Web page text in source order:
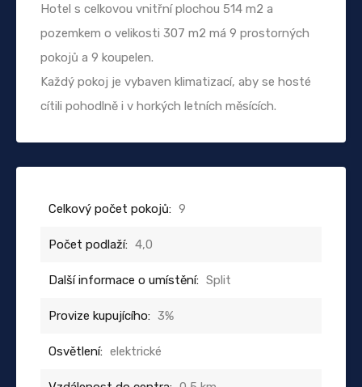
Hotel s celkovou vnitřní plochou 514 m2 a
pozemkem o velikosti 307 m2 má 9 prostorných
pokojů a 9 koupelen.
Každý pokoj je vybaven klimatizací, aby se hosté
cítili pohodlně i v horkých letních měsících.
Celkový počet pokojů: 9
Počet podlaží: 4,0
Další informace o umístění: Split
Provize kupujícího: 3%
Osvětlení: elektrické